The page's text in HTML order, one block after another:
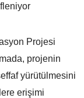
Projesi
projenin
yürütülmesini
erişimi